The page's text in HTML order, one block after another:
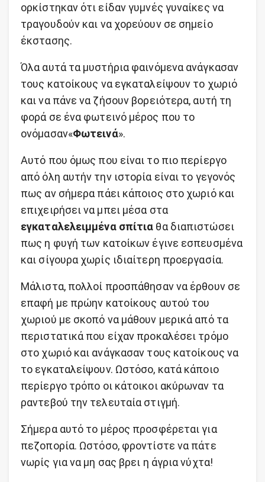
ορκίστηκαν ότι είδαν γυμνές γυναίκες να
τραγουδούν και να χορεύουν σε σημείο
έκστασης.
Όλα αυτά τα μυστήρια φαινόμενα ανάγκασαν
τους κατοίκους να εγκαταλείψουν το χωριό
και να πάνε να ζήσουν βορειότερα, αυτή τη
φορά σε ένα φωτεινό μέρος που το
ονόμασαν«Φωτεινά».
Αυτό που όμως που είναι το πιο περίεργο
από όλη αυτήν την ιστορία είναι το γεγονός
πως αν σήμερα πάει κάποιος στο χωριό και
επιχειρήσει να μπει μέσα στα
εγκαταλελειμμένα σπίτια θα διαπιστώσει
πως η φυγή των κατοίκων έγινε εσπευσμένα
και σίγουρα χωρίς ιδιαίτερη προεργασία.
Μάλιστα, πολλοί προσπάθησαν να έρθουν σε
επαφή με πρώην κατοίκους αυτού του
χωριού με σκοπό να μάθουν μερικά από τα
περιστατικά που είχαν προκαλέσει τρόμο
στο χωριό και ανάγκασαν τους κατοίκους να
το εγκαταλείψουν. Ωστόσο, κατά κάποιο
περίεργο τρόπο οι κάτοικοι ακύρωναν τα
ραντεβού την τελευταία στιγμή.
Σήμερα αυτό το μέρος προσφέρεται για
πεζοπορία. Ωστόσο, φροντίστε να πάτε
νωρίς για να μη σας βρει η άγρια νύχτα!